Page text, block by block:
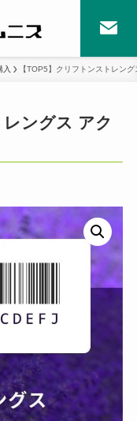
入 【TOP5】クリフトンストレン
レングス アク